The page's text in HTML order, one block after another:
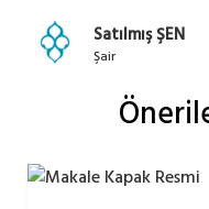
Satılmış ŞEN
Şair